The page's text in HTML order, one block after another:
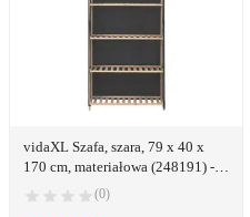
vidaXL Szafa, szara, 79 x 40 x
170 cm, materiałowa (248191) -
(0)